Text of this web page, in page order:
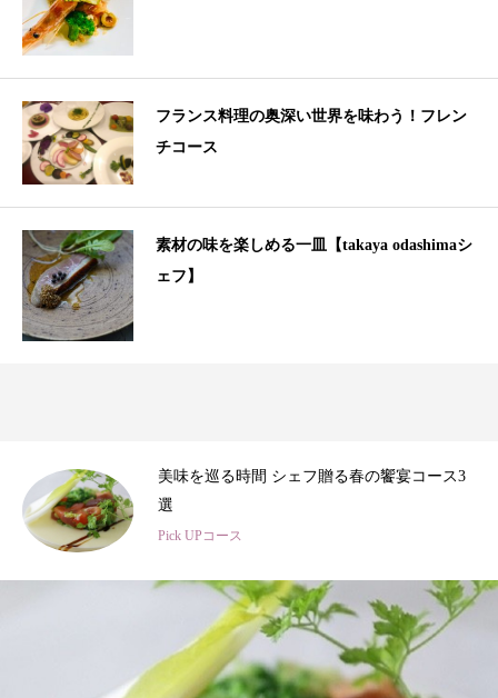
フランス料理の奥深い世界を味わう！フレン
チコース
素材の味を楽しめる一皿【takaya odashimaシ
ェフ】
春のひととき、美食シェフ3名の特別コース
Pick UPコース